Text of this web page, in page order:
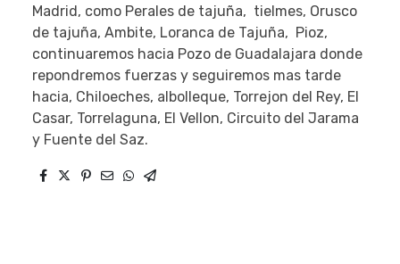
Madrid, como Perales de tajuña, tielmes, Orusco
de tajuña, Ambite, Loranca de Tajuña, Pioz,
continuaremos hacia Pozo de Guadalajara donde
repondremos fuerzas y seguiremos mas tarde
hacia, Chiloeches, albolleque, Torrejon del Rey, El
Casar, Torrelaguna, El Vellon, Circuito del Jarama
y Fuente del Saz.